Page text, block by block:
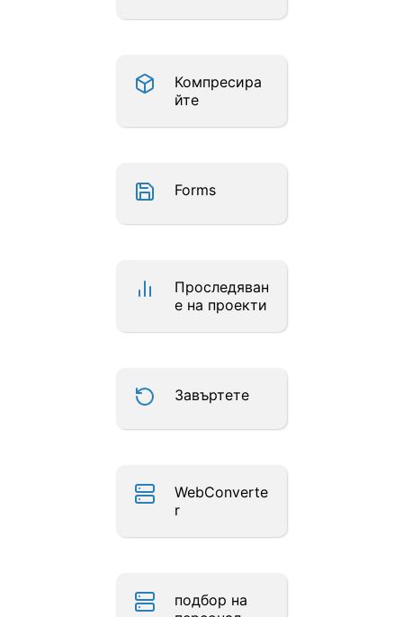
Компресира
йте
Forms
Проследяван
е на проекти
Завъртете
WebConverte
r
подбор на